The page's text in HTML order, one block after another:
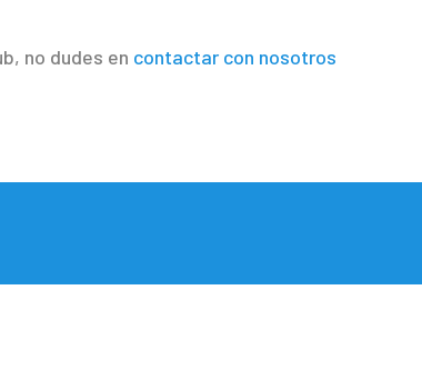
no dudes en contactar con nosotros